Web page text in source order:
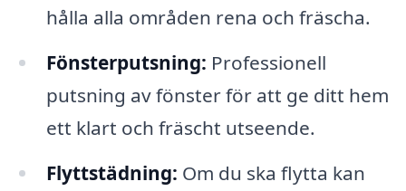
hålla alla områden rena och fräscha.
Fönsterputsning: Professionell
putsning av fönster för att ge ditt hem
ett klart och fräscht utseende.
Flyttstädning: Om du ska flytta kan